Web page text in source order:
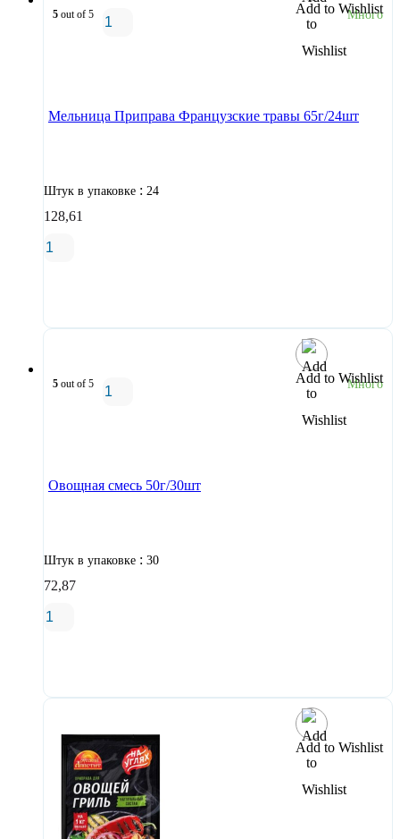
Add to Wishlist
5 out of 5 Много
Мельница Приправа Французские травы 65г/24шт
Штук в упаковке : 24
128,61
Add to Wishlist
5 out of 5 Много
Овощная смесь 50г/30шт
Штук в упаковке : 30
72,87
Add to Wishlist